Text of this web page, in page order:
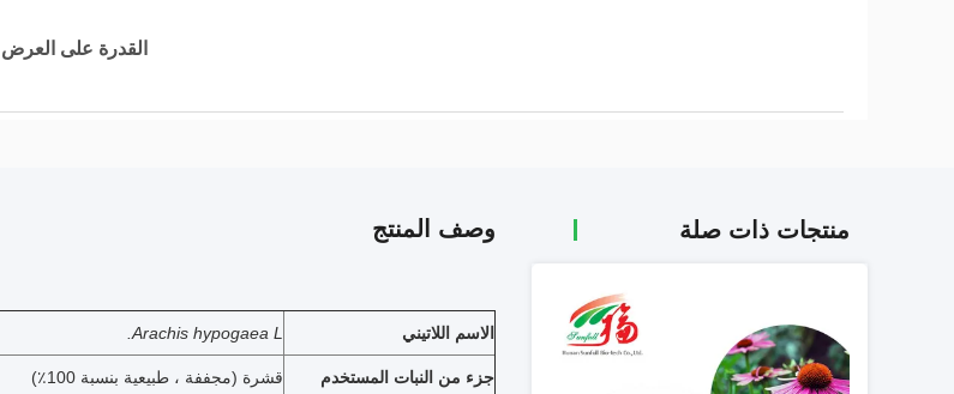
القدرة على العرض
منتجات ذات صلة وصف المنتج
الاسم اللاتيني Arachis hypogaea L.
جزء من النبات المستخدم قشرة (مجففة ، طبيعية بنسبة 100٪)